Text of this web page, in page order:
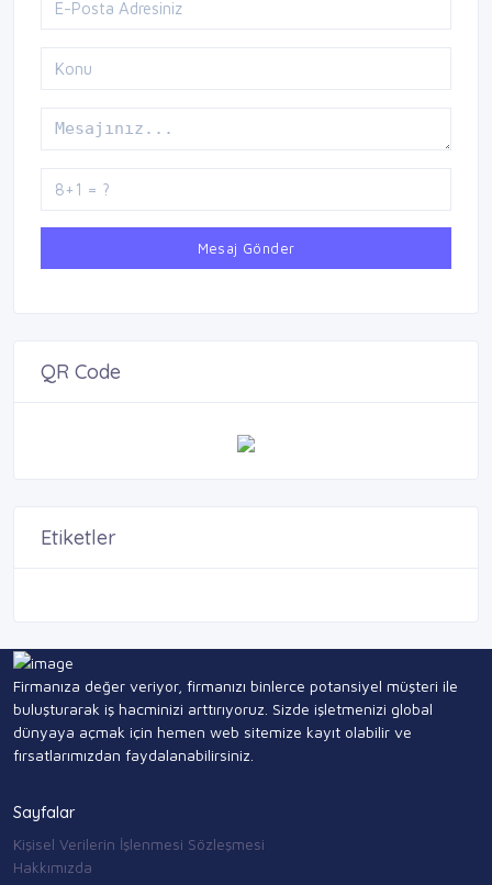
Mesaj Gönder
QR Code
Etiketler
Firmanıza değer veriyor, firmanızı binlerce potansiyel müşteri ile
buluşturarak iş hacminizi arttırıyoruz. Sizde işletmenizi global
dünyaya açmak için hemen web sitemize kayıt olabilir ve
fırsatlarımızdan faydalanabilirsiniz.
Sayfalar
Kişisel Verilerin İşlenmesi Sözleşmesi
Hakkımızda